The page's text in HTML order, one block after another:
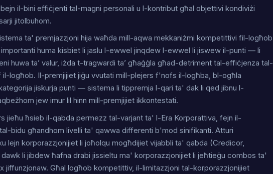
il-bini effiċjenti tal-magni personali u l-kontribut għal objettivi kondiviżi
jitolbuhom.
ta' premjazzjoni hija waħda mill-aqwa mekkaniżmi kompetittivi fil-logħob
huma kisbiet li jaslu l-ewwel jinqdew l-ewwel li jiswew il-punti — li
huwa ta’ valur, iżda t-tragwardi ta’ għaġġla għad-detriment tal-effiċjenza tal-
il-logħob. Il-premjijiet jiġu vvutati mill-plejers f'nofs il-logħba, bl-ogħla
jiskurja punti — sistema li tippremja l-qari ta' dak li qed jibnu l-
jew imur lil hinn mill-premjijiet ikkontestati.
jieħu ħsieb il-qabda permezz tal-varjant ta' l-Era Korporattiva, fejn il-
bidu għandhom livelli ta' qawwa differenti b'mod sinifikanti. Atturi
lejn korporazzjonijiet li joħolqu mogħdijiet vijabbli ta' qabda (Credicor,
li jibdew ħafna drabi jissieltu ma' korporazzjonijiet li jeħtieġu combos ta'
jiffunzjonaw. Għal logħob kompetittiv, il-limitazzjoni tal-korporazzjonijiet